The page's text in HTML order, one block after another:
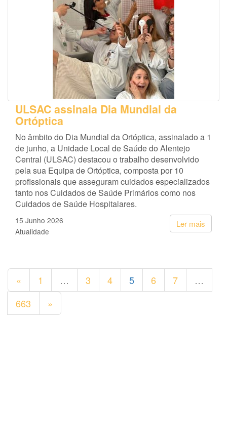
ULSAC assinala Dia Mundial da
Ortóptica
No âmbito do Dia Mundial da Ortóptica, assinalado a 1
de junho, a Unidade Local de Saúde do Alentejo
Central (ULSAC) destacou o trabalho desenvolvido
pela sua Equipa de Ortóptica, composta por 10
profissionais que asseguram cuidados especializados
tanto nos Cuidados de Saúde Primários como nos
Cuidados de Saúde Hospitalares.
Ler mais
15 Junho 2026
Atualidade
« 1 … 3 4 5 6 7
…
663
»